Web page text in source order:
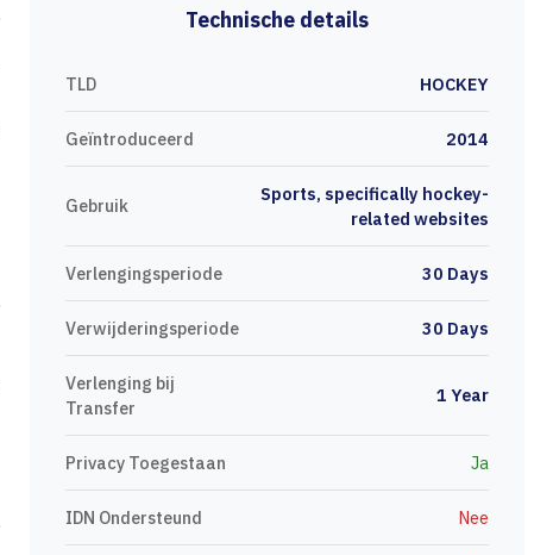
Technische details
TLD HOCKEY
Geïntroduceerd 2014
Gebruik
Sports, specifically hockey-
related websites
Verlengingsperiode 30 Days
Verwijderingsperiode 30 Days
Verlenging bij
Transfer
1 Year
Privacy Toegestaan Ja
IDN Ondersteund Nee